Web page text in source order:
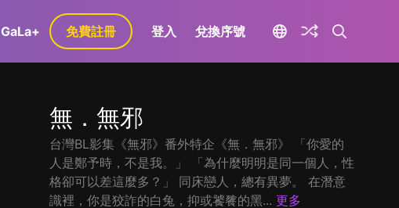
GaLa+ 免費註冊 登入 兌換序號
無．無邪
台灣BL影集《無邪》番外特企《無．無邪》 「你愛的
人是鄭予時，不是我。」 「為什麼明明是同一個人，性
格卻可以差這麼多？」 同床戀人，總有異夢。 在潛意
識裡，你是狡詐的白兔，抑或饕餮的黑... 更多